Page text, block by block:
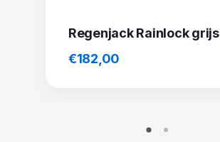
Regenjack Rainlock grijs
€182,00